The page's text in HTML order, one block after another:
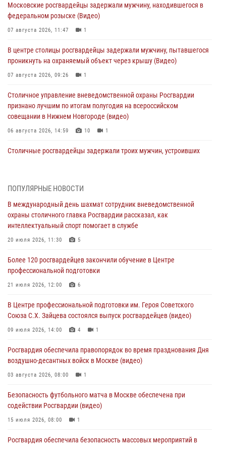
Московские росгвардейцы задержали мужчину, находившегося в
федеральном розыске (Видео)
07 августа 2026, 11:47 1
В центре столицы росгвардейцы задержали мужчину, пытавшегося
проникнуть на охраняемый объект через крышу (Видео)
07 августа 2026, 09:26 1
Столичное управление вневедомственной охраны Росгвардии
признано лучшим по итогам полугодия на всероссийском
совещании в Нижнем Новгороде (видео)
06 августа 2026, 14:59 10 1
Столичные росгвардейцы задержали троих мужчин, устроивших
матче в Москве обеспечила Росгвардия (видео)
06 августа 2026, 08:30
Столичные росгвардейцы задержали мужчину, устроившего дебош
05 августа 2026, 12:39
Московские росгвардейцы обеспечили безопасность проведения
05 августа 2026, 12:35
Делегация МВД Республики Беларусь ознакомилась с передовыми
04 августа 2026, 18:16 5
ПОПУЛЯРНЫЕ НОВОСТИ
В международный день шахмат сотрудник вневедомственной
охраны столичного главка Росгвардии рассказал, как
интеллектуальный спорт помогает в службе
20 июля 2026, 11:30 5
Более 120 росгвардейцев закончили обучение в Центре
профессиональной подготовки
21 июля 2026, 12:00 6
В Центре профессиональной подготовки им. Героя Советского
Союза С.Х. Зайцева состоялся выпуск росгвардейцев (видео)
09 июля 2026, 14:00 4 1
Росгвардия обеспечила правопорядок во время празднования Дня
воздушно-десантных войск в Москве (видео)
03 августа 2026, 08:00 1
Безопасность футбольного матча в Москве обеспечена при
содействии Росгвардии (видео)
15 июля 2026, 08:00 1
Росгвардия обеспечила безопасность массовых мероприятий в